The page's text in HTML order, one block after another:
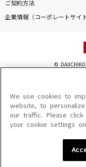
ご契約方法
企業情報（コーポレートサイ
©
このサイトに掲載されている一
を問わず、著作権法の定める範
を禁じます。
楽曲及びコンテンツは、機種に
楽曲及びコンテンツの配信日、
We use cookies to
website, to
our traffic. Please
your cookie settings